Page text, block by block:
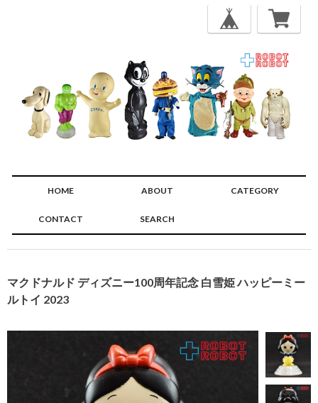
HOME ABOUT CATEGORY
CONTACT SEARCH
マクドナルド ディズニー100周年記念 白雪姫 ハッピーミー
ルトイ 2023